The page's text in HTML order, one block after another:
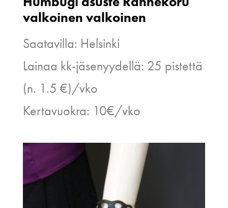
valkoinen valkoinen
Saatavilla: Helsinki
Lainaa kk-jäsenyydellä: 25 pistettä
(n. 1.5 €)/vko
Kertavuokra: 10€/vko